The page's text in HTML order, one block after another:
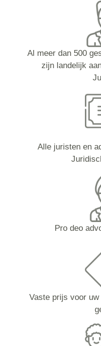
Al meer dan 500
zijn landelijk
Alle juristen en
Pro deo
Vaste prijs voor